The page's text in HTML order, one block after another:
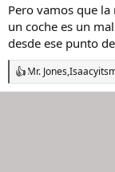
Pero vamos que
un coche es un
desde ese punto
R
e
Mr. Jones,Isaacy